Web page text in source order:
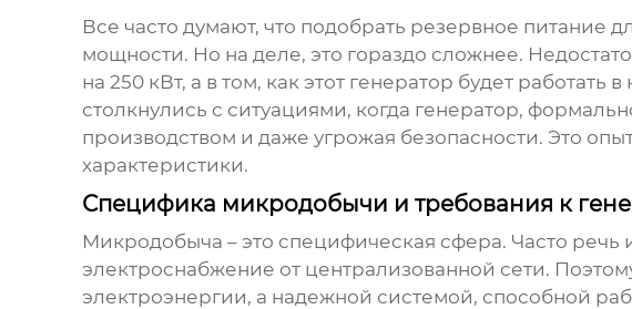
Все часто думают, что подобрать резервное питание
мощности. Но на деле, это гораздо сложнее.
на 250 кВт, а в том, как этот генератор будет
столкнулись с ситуациями, когда генератор,
производством и даже угрожая безопасности. Это
характеристики.
Специфика микродобычи и требования к
Микродобыча – это специфическая сфера. Часто речь
электроснабжение от централизованной сети.
электроэнергии, а надежной системой, способной